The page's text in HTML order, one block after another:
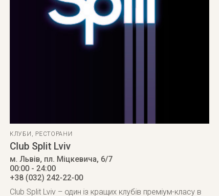
ДОВІДКА
КЛУБИ , РЕСТОРАНИ
Club Split Lviv
м. Львів, пл. Міцкевича, 6/7
00:00 - 24:00
+38 (032) 242-22-00
Club Split Lviv – один із кращих клубів преміум-класу в